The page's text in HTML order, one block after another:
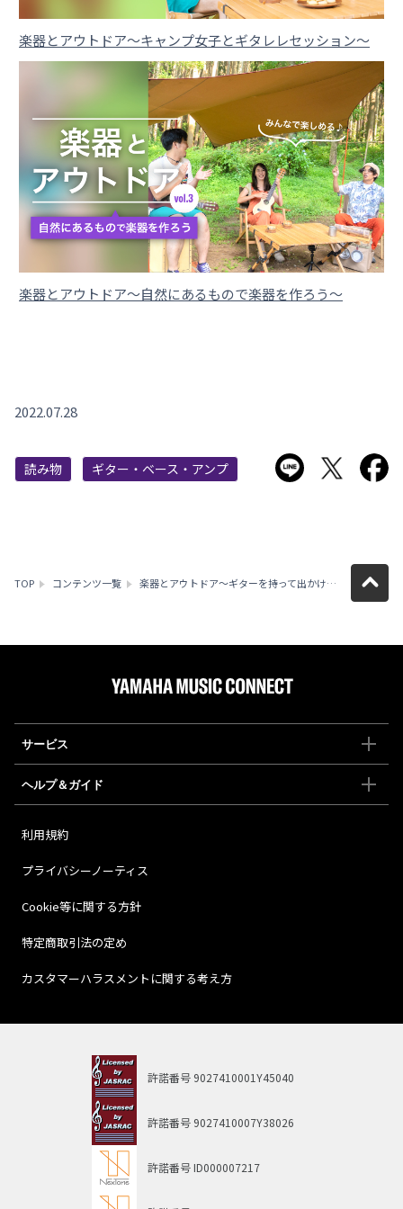
楽器とアウトドア〜キャンプ女子とギタレレセッション〜
楽器とアウトドア〜自然にあるもので楽器を作ろう〜
2022.07.28
読み物 ギター・ベース・アンプ LINEで送るTwitterで
TOP コンテンツ一覧 楽器とアウトドア〜ギターを持って出かけよう〜
サービス
ヘルプ＆ガイド
利用規約
プライバシーノーティス
Cookie等に関する方針
特定商取引法の定め
カスタマーハラスメントに関する考え方
許諾番号 9027410001Y45040
許諾番号 9027410007Y38026
許諾番号ID000007217